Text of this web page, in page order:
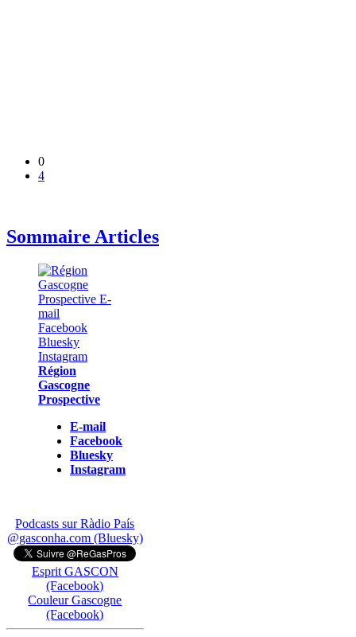
0
4
Sommaire Articles
Région
Gascogne
Prospective
E-mail
Facebook
Bluesky
Instagram
Podcasts sur Ràdio País
@gasconha.com (Bluesky)
Esprit GASCON
(Facebook)
Couleur Gascogne
(Facebook)